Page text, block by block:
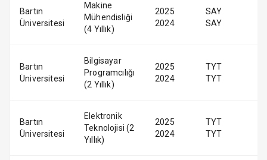
Bartın
Üniversitesi
Makine
Mühendisliği
(4 Yıllık)
2025
2024
SAY
SAY
Bartın
Üniversitesi
Bilgisayar
Programcılığı
(2 Yıllık)
2025
2024
TYT
TYT
Bartın
Üniversitesi
Elektronik
Teknolojisi (2
Yıllık)
2025
2024
TYT
TYT